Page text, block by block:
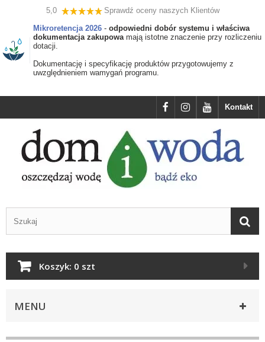
5,0
Sprawdź oceny naszych Klientów
Mikroretencja 2026 - odpowiedni dobór systemu i właściwa
dokumentacja zakupowamają istotne znaczenie przy rozliczeniu
dotacji.
Dokumentację i specyfikację produktów przygotowujemy z
uwzględnieniem wamygań programu.
Kontakt
Koszyk: 0 szt
MENU